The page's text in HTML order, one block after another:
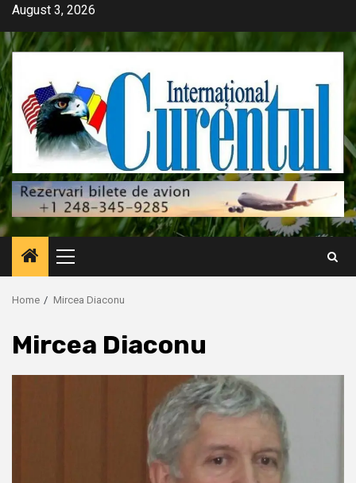
Skip
content
August 3, 2026
Primary
Menu
Home Mircea Diaconu
Mircea Diaconu